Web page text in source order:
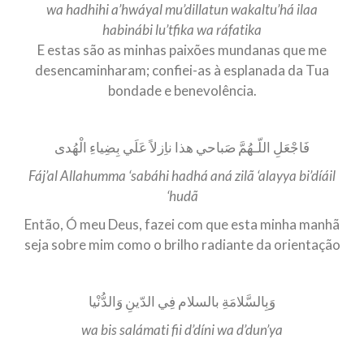
wa hadhihi a’hwáyal mu’dillatun wakaltu’há ilaa
habinábi lu’tfika wa ráfatika
E estas são as minhas paixões mundanas que me
desencaminharam; confiei-as à esplanada da Tua
bondade e benevolência.
فَاجْعَلِ اللّـهُمَّ صَباحي هذا ناِزلاً عَلَي بِضِياءِ الْهُدى
Fáj’al Allahumma ‘sabáhi hadhá aná zilã ‘alayya bi’díáil
‘hudã
Então, Ó meu Deus, fazei com que esta minha manhã
seja sobre mim como o brilho radiante da orientação
وَبِالسَّلامَةِ بالسلام فِي الدّينِ وَالدُّنْيا
wa bis salámati fii d’díni wa d’dun’ya